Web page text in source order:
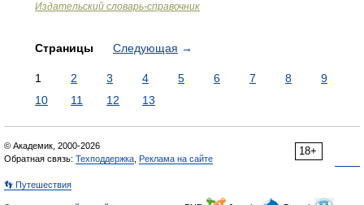
Издательский словарь-справочник
Страницы Следующая →
1 2 3 4 5 6 7 8
9
10
11 12 13
18+
© Академик, 2000-2026
Обратная связь: Техподдержка Реклама на сайте
👣 Путешествия